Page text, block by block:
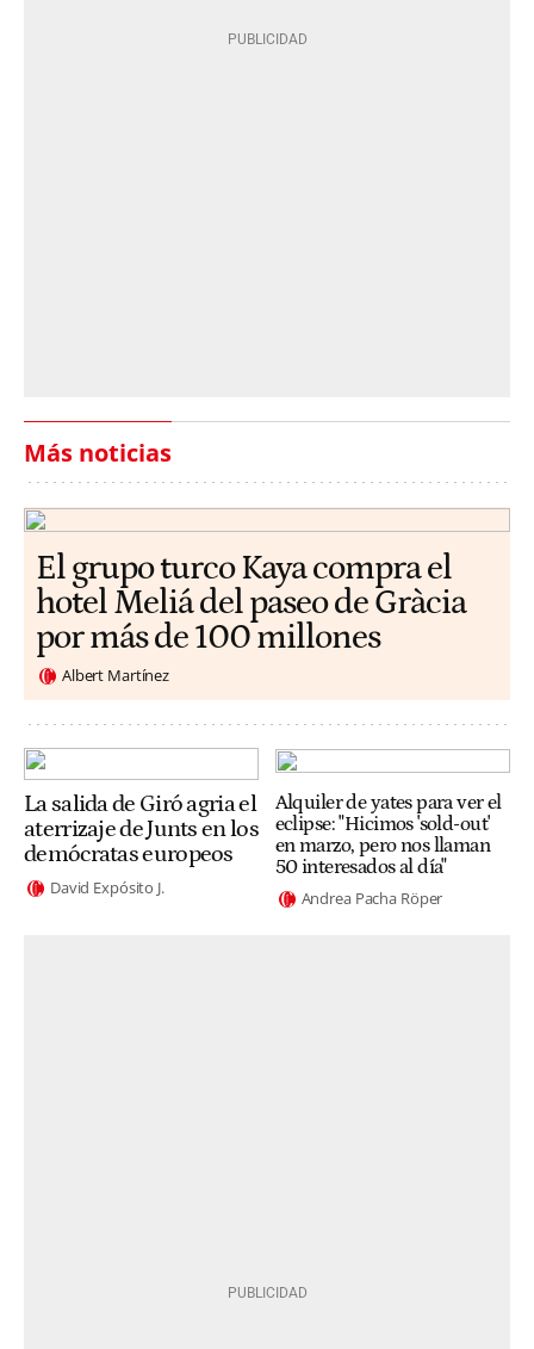
Más noticias
El grupo turco Kaya compra el
hotel Meliá del paseo de Gràcia
por más de 100 millones
Albert Martínez
La salida de Giró agria el
aterrizaje de Junts en los
demócratas europeos
David Expósito J.
Alquiler de yates para ver el
eclipse: "Hicimos 'sold-out'
en marzo, pero nos llaman
50 interesados al día"
Andrea Pacha Röper